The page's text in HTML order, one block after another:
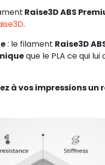
Raise3D ABS
.
: le filament Raise3D
que le PLA ce qui
à vos impressions un